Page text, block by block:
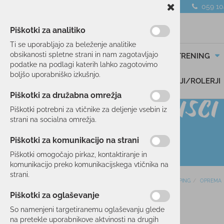
059
SMUČANJE TEK/TRENING
DARILNI BONI SKIROJI/ROLERJI
TEK/TRENING
KAMPING OPREMA
25 %
Piškotki za analitiko
Ti se uporabljajo za beleženje analitike
obsikanosti spletne strani in nam zagotavljajo
podatke na podlagi katerih lahko zagotovimo
boljšo uporabniško izkušnjo.
Piškotki za družabna omrežja
Piškotki potrebni za vtičnike za deljenje vsebin iz
strani na socialna omrežja.
Piškotki za komunikacijo na strani
Piškotki omogočajo pirkaz, kontaktiranje in
komunikacijo preko komunikacijskega vtičnika na
strani.
Piškotki za oglaševanje
So namenjeni targetiranemu oglaševanju glede
na pretekle uporabnikove aktvinosti na drugih